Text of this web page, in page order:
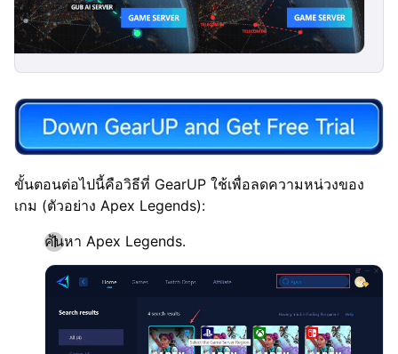
ขั้นตอนต่อไปนี้คือวิธีที่ GearUP ใช้เพื่อลดความหน่วงของ
เกม (ตัวอย่าง Apex Legends):
ค้นหา Apex Legends.